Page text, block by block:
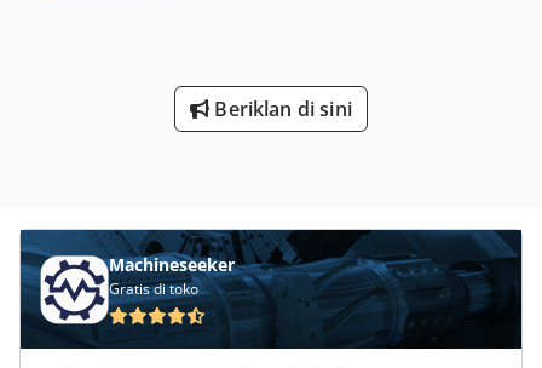
Beriklan di sini
Machineseeker
Gratis di toko